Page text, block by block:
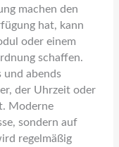
machen den
hat, kann
oder einem
schaffen.
und abends
der Uhrzeit oder
Moderne
sondern auf
regelmäßig